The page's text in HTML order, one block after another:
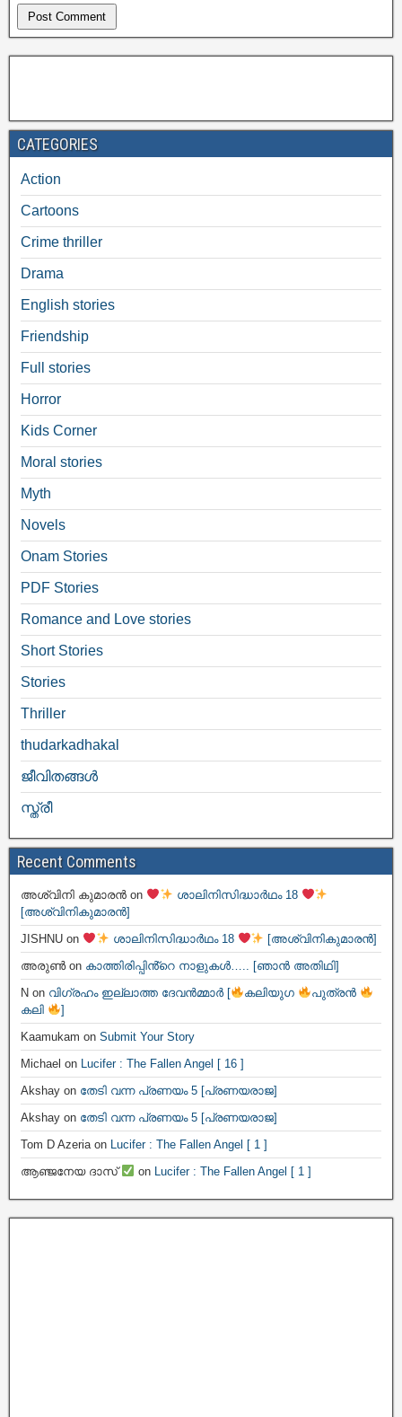
CATEGORIES
Action
Cartoons
Crime thriller
Drama
English stories
Friendship
Full stories
Horror
Kids Corner
Moral stories
Myth
Novels
Onam Stories
PDF Stories
Romance and Love stories
Short Stories
Stories
Thriller
thudarkadhakal
ജീവിതങ്ങള്‍
സ്ത്രീ
Recent Comments
അശ്വിനി കുമാരൻ on
ശാലിനിസിദ്ധാർഥം 18
[അശ്വിനികുമാരൻ]
JISHNU on ശാലിനിസിദ്ധാർഥം 18
[അശ്വിനികുമാരൻ]
അരുൺon കാത്തിരിപ്പിൻ്റെ നാളുകൾ….. [ഞാൻ അതിഥി]
N on വിഗ്രഹം ഇല്ലാത്ത ദേവൻമ്മാർ [ കലിയുഗ
പുത്രൻ
കലി
]
Kaamukam on Submit Your Story
Michael on Lucifer : The Fallen Angel [ 16 ]
Akshay on തേടി വന്ന പ്രണയം 5 [പ്രണയരാജ]
Akshay on തേടി വന്ന പ്രണയം 5 [പ്രണയരാജ]
Tom D Azeriaon Lucifer : The Fallen Angel [ 1 ]
ആഞ്ജനേയ ദാസ്
on Lucifer : The Fallen Angel [ 1 ]